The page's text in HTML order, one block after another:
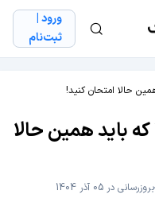
ورود |
ثبت‌نام
10 قابلیت جذاب آیفون 16 که باید همین حالا
بروزرسانی در 05 آذر 1404